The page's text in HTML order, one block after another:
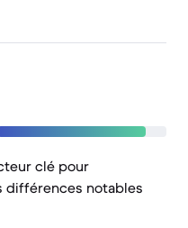
clé pour
différences notables